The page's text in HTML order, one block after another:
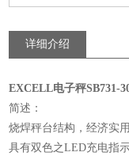
详细介绍
EXCELL电子秤SB731-
简述：
烧焊秤台结构，经济实
具有双色之LED充电指